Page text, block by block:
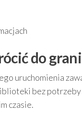
do
uruchomienia
bez potrzeby
czasie.